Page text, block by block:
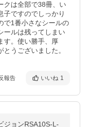
クは全部で38冊、い
子ですのでしっかり
で1番小さなシールの
ールは残ってしまい
す。使い勝手、厚
うございました。
報告 いいね 1
ジョンRSA10S-L-